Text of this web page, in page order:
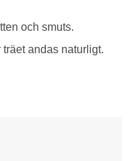
och smuts.
andas naturligt.